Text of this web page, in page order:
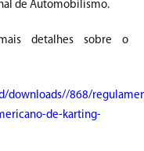
de Automobilismo.
detalhes sobre o
downloads//868/
de-karting-